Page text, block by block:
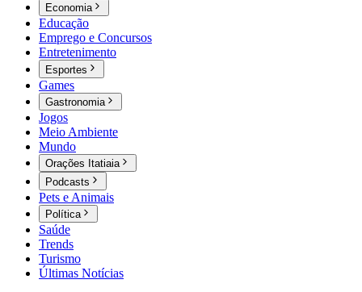
Economia
Educação
Emprego e Concursos
Entretenimento
Esportes
Games
Gastronomia
Jogos
Meio Ambiente
Mundo
Orações Itatiaia
Podcasts
Pets e Animais
Política
Saúde
Trends
Turismo
Últimas Notícias